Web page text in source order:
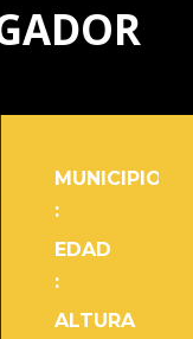
MUNICIPIO
:
EDAD
:
ALTURA